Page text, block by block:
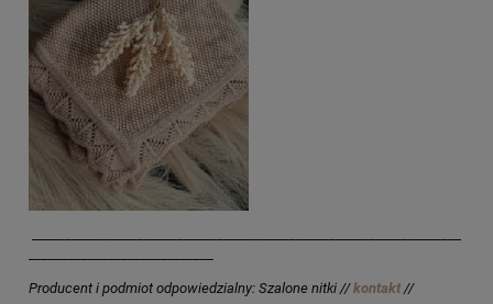
Producent i podmiot odpowiedzialny: Szalone nitki // kontakt //